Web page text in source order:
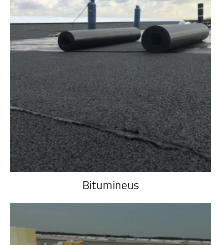
Bitumineus